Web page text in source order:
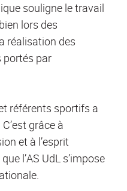
souligne le travail
lors des
réalisation des
portés par
référents sportifs a
grâce à
et à l’esprit
l’AS UdL s’impose